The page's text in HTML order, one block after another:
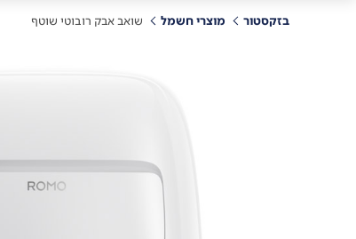
בזקסטור מוצרי חשמל שואב אבק רובוטי שוטף